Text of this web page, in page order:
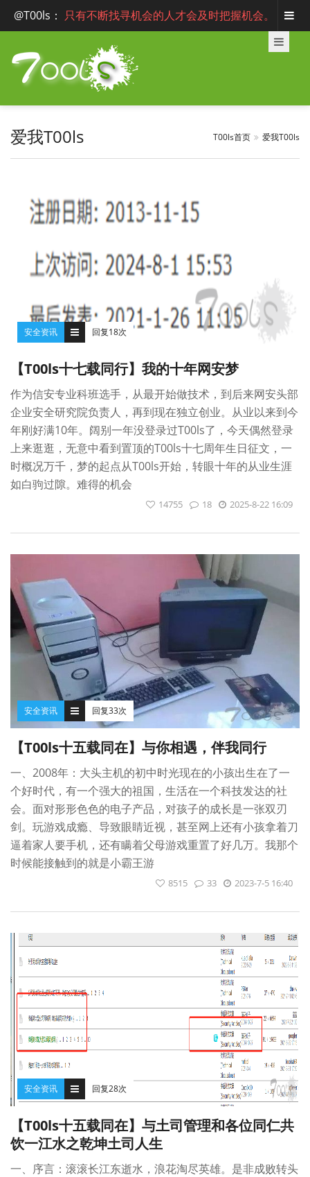
@T00ls ： 只有不断找寻机会的人才会及时把握机会。
爱我T00ls T00ls首页 爱我T00ls
安全资讯 回复18次
【T00ls十七载同行】我的十年网安梦
作为信安专业科班选手，从最开始做技术，到后来网安头部
企业安全研究院负责人，再到现在独立创业。从业以来到今
年刚好满10年。阔别一年没登录过T00ls了，今天偶然登录
上来逛逛，无意中看到置顶的T00ls十七周年生日征文，一
时概况万千，梦的起点从T00ls开始，转眼十年的从业生涯
如白驹过隙。难得的机会
2025-8-22 16:09
18
14755
安全资讯 回复33次
【T00ls十五载同在】与你相遇，伴我同行
一、2008年：大头主机的初中时光现在的小孩出生在了一
个好时代，有一个强大的祖国，生活在一个科技发达的社
会。面对形形色色的电子产品，对孩子的成长是一张双刃
剑。玩游戏成瘾、导致眼睛近视，甚至网上还有小孩拿着刀
逼着家人要手机，还有瞒着父母游戏重置了好几万。我那个
时候能接触到的就是小霸王游
2023-7-5 16:40
33
8515
安全资讯 回复28次
【T00ls十五载同在】与土司管理和各位同仁共
饮一江水之乾坤土司人生
一、序言：滚滚长江东逝水，浪花淘尽英雄。是非成败转头